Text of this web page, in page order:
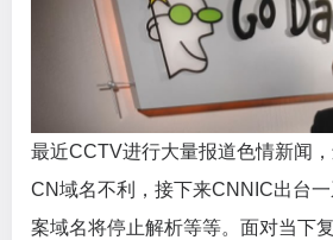
最近CCTV进行大量报道色情新闻
CN域名不利，接下来CNNIC出台
案域名将停止解析等等。面对当下